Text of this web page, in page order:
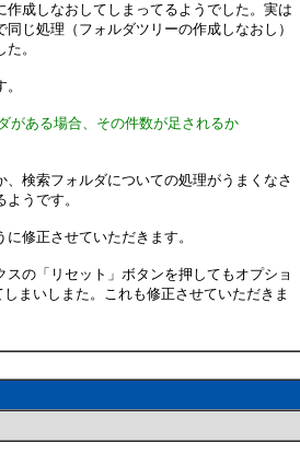
成しなおしてしまってるようでした。実は
じ処理（フォルダツリーの作成しなおし）
。
がある場合、その件数が足されるか
検索フォルダについての処理がうまくなさ
うです。
修正させていただきます。
の「リセット」ボタンを押してもオプショ
まいしまた。これも修正させていただきま